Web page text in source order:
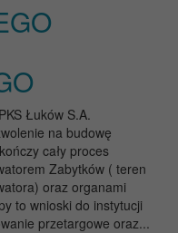
Łuków S.A.
na budowę
cały proces
Zabytków ( teren
oraz organami
to wnioski do instytucji
przetargowe oraz...